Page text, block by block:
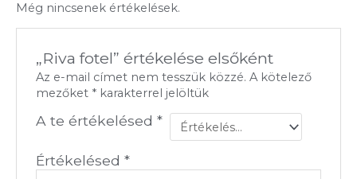
Még nincsenek értékelések.
„Riva fotel” értékelése elsőként
Az e-mail címet nem tesszük közzé. A kötelező
mezőket * karakterrel jelöltük
A te értékelésed*
Értékelésed*